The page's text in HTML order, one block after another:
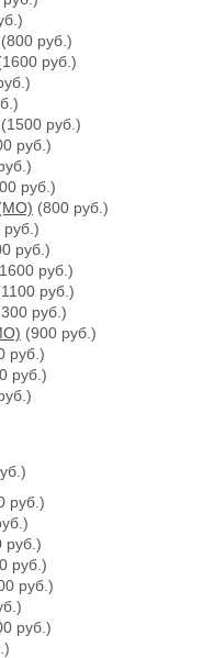
(800 руб.)
руб.)
(1500 руб.)
руб.)
руб.)
(МО) (800 руб.)
руб.)
руб.)
руб.)
руб.)
руб.)
(900 руб.)
руб.)
руб.)
руб.)
руб.)
руб.)
руб.)
руб.)